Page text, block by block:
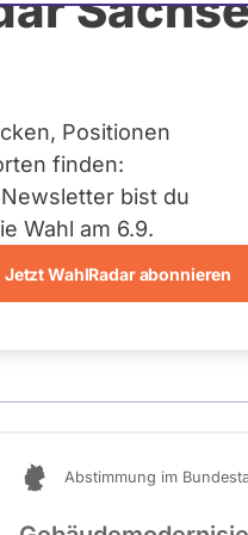
Positionen
finden:
bist du
Wahl am 6.9.
Jetzt WahlRadar abonnieren
Abstimmung im